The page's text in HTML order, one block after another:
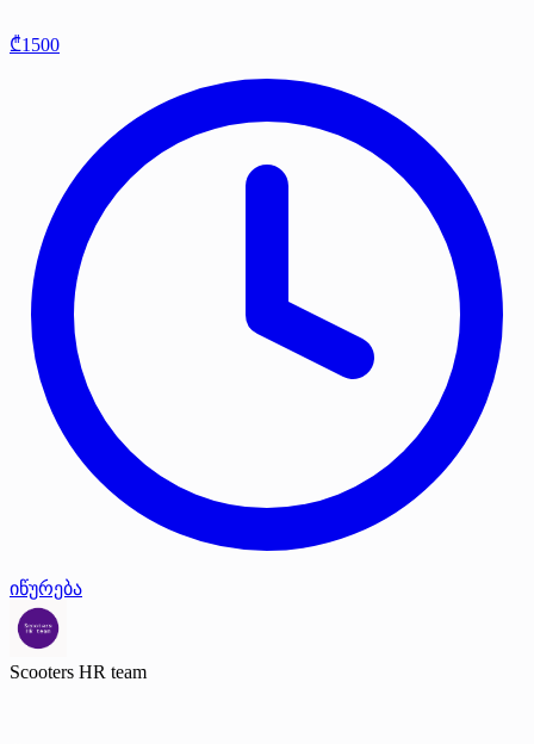
₾1500
იწურება
Scooters HR team